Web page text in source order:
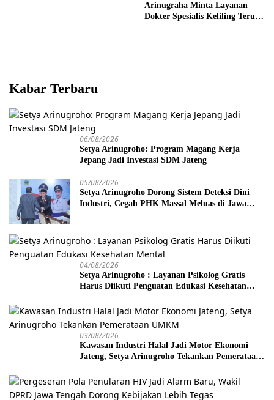
Arinugraha Minta Layanan
Dokter Spesialis Keliling Terus
Kabar Terbaru
06/08/2026
Setya Arinugroho: Program Magang Kerja
Jepang Jadi Investasi SDM Jateng
05/08/2026
Setya Arinugroho Dorong Sistem Deteksi Dini
Industri, Cegah PHK Massal Meluas di Jawa
04/08/2026
Setya Arinugroho : Layanan Psikolog Gratis
Harus Diikuti Penguatan Edukasi Kesehatan
03/08/2026
Kawasan Industri Halal Jadi Motor Ekonomi
Jateng, Setya Arinugroho Tekankan Pemerataan